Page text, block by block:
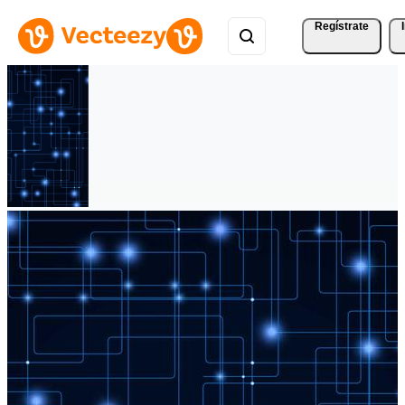
Regístrate